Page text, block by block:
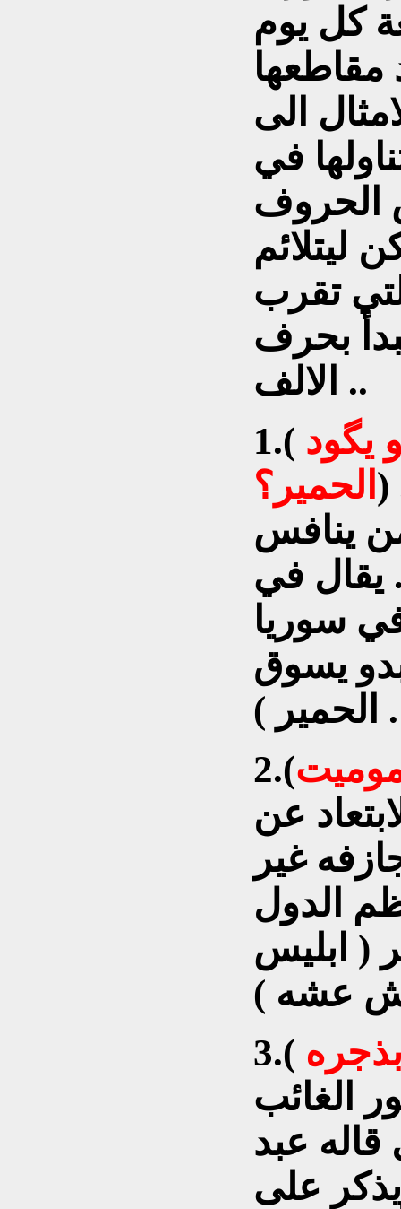
كل يوم
مقاطعها
الى
في
الحروف
ليتلائم
تقرب
بحرف
الالف ..
1.(
الحمير؟ لمن
ينافس
يقال في
سوريا
بدو يسوق
الحمير ) .
2.(
عن
غير
الدول
( ابليس
3.(
الغائب
قاله عبد
على